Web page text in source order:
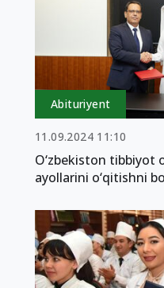
Abituriyent
11.09.2024 11:10
O‘zbekiston tibbiyot
ayollarini o‘qitishni